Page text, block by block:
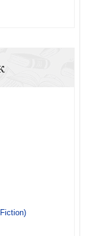
перевернут